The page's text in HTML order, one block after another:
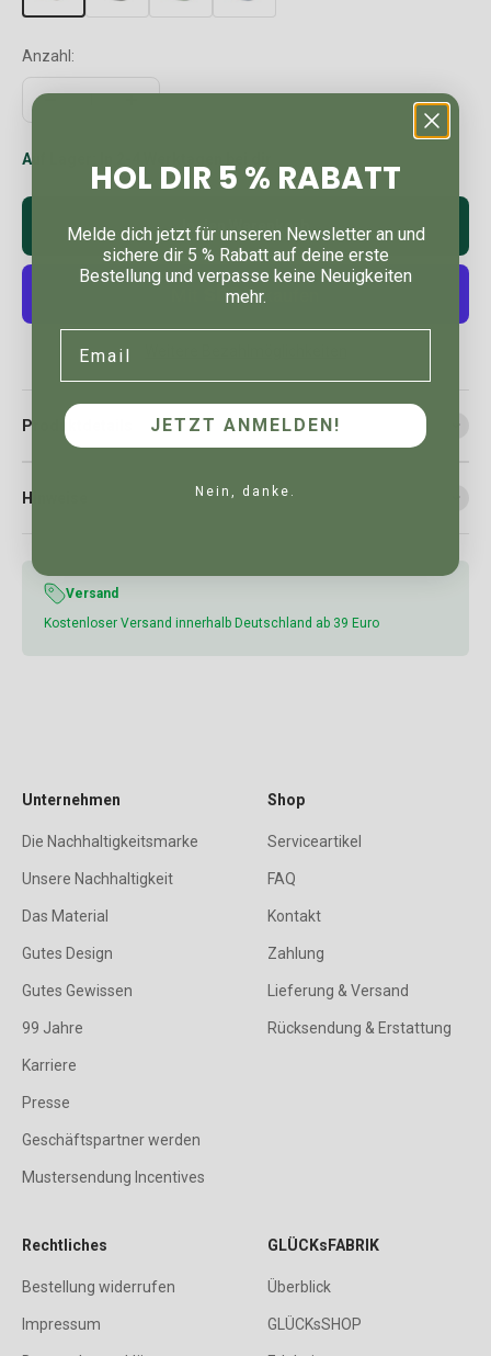
Anzahl:
Auf Lager: In 2-4 Werktagen bei dir
In den Warenkorb
Produktdetails
Hinweise
Versand
Kostenloser Versand innerhalb Deutschland ab 39 Euro
Unternehmen
Die Nachhaltigkeitsmarke
Unsere Nachhaltigkeit
Das Material
Gutes Design
Gutes Gewissen
99 Jahre
Karriere
Presse
Geschäftspartner werden
Mustersendung Incentives
Shop
Serviceartikel
FAQ
Kontakt
Zahlung
Lieferung & Versand
Rücksendung & Erstattung
Rechtliches
Bestellung widerrufen
Impressum
GLÜCKsFABRIK
Überblick
GLÜCKsSHOP
HOL DIR 5 % RABATT
Melde dich jetzt für unseren Newsletter an und
sichere dir 5 % Rabatt auf deine erste
Bestellung und verpasse keine Neuigkeiten
mehr.
JETZT ANMELDEN!
Nein, danke.